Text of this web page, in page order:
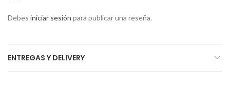
Debes iniciar sesión para publicar una reseña.
ENTREGAS Y DELIVERY